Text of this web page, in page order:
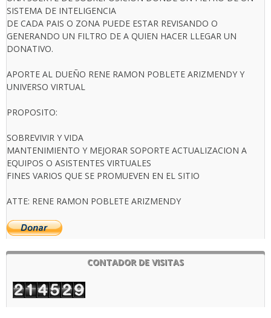
SISTEMA DE INTELIGENCIA
DE CADA PAIS O ZONA PUEDE ESTAR REVISANDO O
GENERANDO UN FILTRO DE A QUIEN HACER LLEGAR UN
DONATIVO.
APORTE AL DUEÑO RENE RAMON POBLETE ARIZMENDY Y
UNIVERSO VIRTUAL
PROPOSITO:
SOBREVIVIR Y VIDA
MANTENIMIENTO Y MEJORAR SOPORTE ACTUALIZACION A
EQUIPOS O ASISTENTES VIRTUALES
FINES VARIOS QUE SE PROMUEVEN EN EL SITIO
ATTE: RENE RAMON POBLETE ARIZMENDY
CONTADOR DE VISITAS